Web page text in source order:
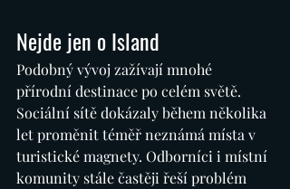
Nejde jen o Island
Podobný vývoj zažívají mnohé
přírodní destinace po celém světě.
Sociální sítě dokázaly během několika
let proměnit téměř neznámá místa v
turistické magnety. Odborníci i místní
komunity stále častěji řeší problém